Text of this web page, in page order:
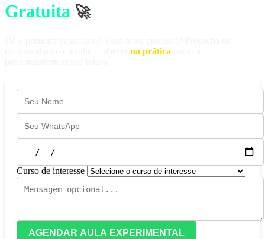
Gratuita 🚀
na prática
Curso de interesse
AGENDAR AULA EXPERIMENTAL